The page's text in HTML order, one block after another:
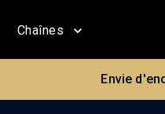
Chaînes
Envie